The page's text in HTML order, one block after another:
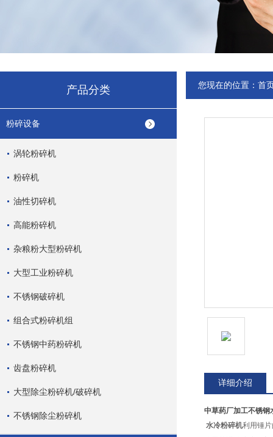
产品分类
粉碎设备
涡轮粉碎机
粉碎机
油性切碎机
高能粉碎机
杂粮粉大型粉碎机
大型工业粉碎机
不锈钢破碎机
组合式粉碎机组
不锈钢中药粉碎机
齿盘粉碎机
大型除尘粉碎机/破碎机
不锈钢除尘粉碎机
您现在的位置： 首
详细介绍
中草药厂加工不锈钢
水冷粉碎机利用锤